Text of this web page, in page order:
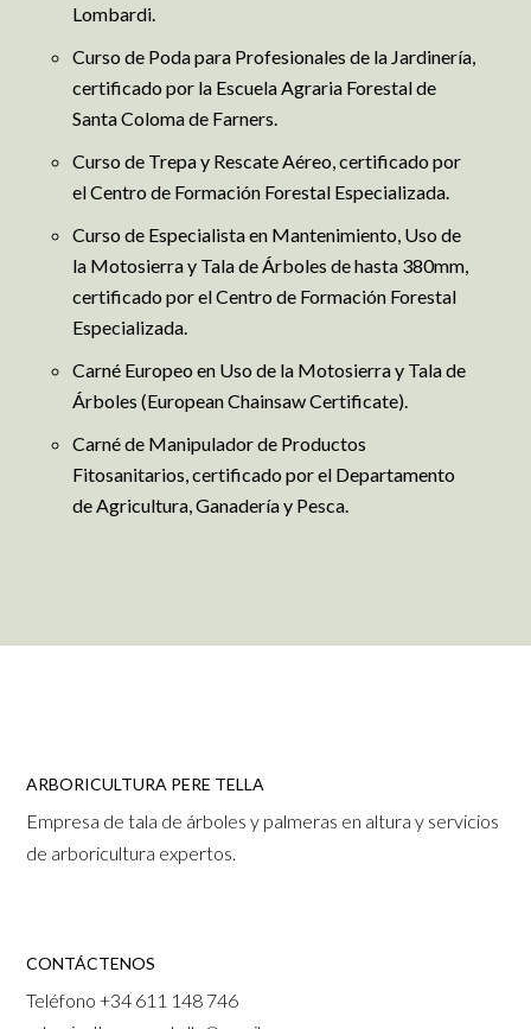
Lombardi.
Curso de Poda para Profesionales de la Jardinería,
certificado por la Escuela Agraria Forestal de
Santa Coloma de Farners.
Curso de Trepa y Rescate Aéreo, certificado por
el Centro de Formación Forestal Especializada.
Curso de Especialista en Mantenimiento, Uso de
la Motosierra y Tala de Árboles de hasta 380mm,
certificado por el Centro de Formación Forestal
Especializada.
Carné Europeo en Uso de la Motosierra y Tala de
Árboles (European Chainsaw Certificate).
Carné de Manipulador de Productos
Fitosanitarios, certificado por el Departamento
de Agricultura, Ganadería y Pesca.
ARBORICULTURA PERE TELLA
Empresa de tala de árboles y palmeras en altura y servicios
de arboricultura expertos.
CONTÁCTENOS
Teléfono+34 611 148 746